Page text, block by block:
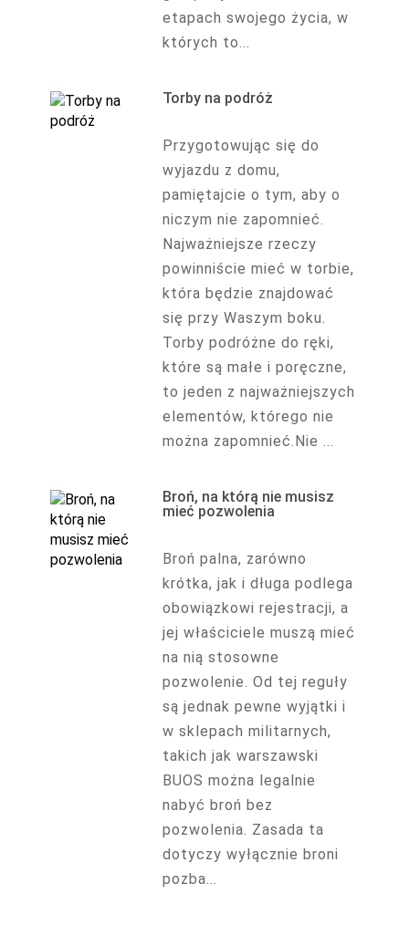
etapach swojego życia, w
których to...
Torby na podróż
Przygotowując się do
wyjazdu z domu,
pamiętajcie o tym, aby o
niczym nie zapomnieć.
Najważniejsze rzeczy
powinniście mieć w torbie,
która będzie znajdować
się przy Waszym boku.
Torby podróżne do ręki,
które są małe i poręczne,
to jeden z najważniejszych
elementów, którego nie
można zapomnieć.Nie ...
Broń, na którą nie musisz
mieć pozwolenia
Broń palna, zarówno
krótka, jak i długa podlega
obowiązkowi rejestracji, a
jej właściciele muszą mieć
na nią stosowne
pozwolenie. Od tej reguły
są jednak pewne wyjątki i
w sklepach militarnych,
takich jak warszawski
BUOS można legalnie
nabyć broń bez
pozwolenia. Zasada ta
dotyczy wyłącznie broni
pozba...